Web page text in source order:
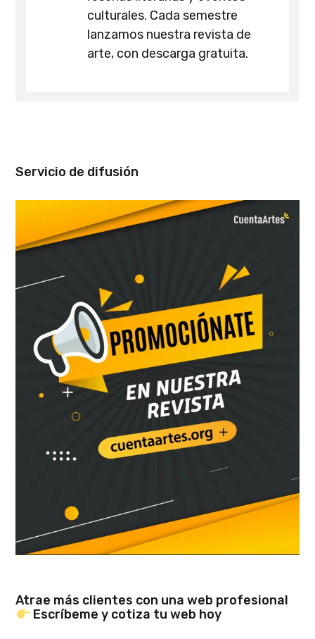
culturales. Cada semestre
lanzamos nuestra revista de
arte, con descarga gratuita.
Servicio de difusión
Atrae más clientes con una web profesional
Escríbeme y cotiza tu web hoy